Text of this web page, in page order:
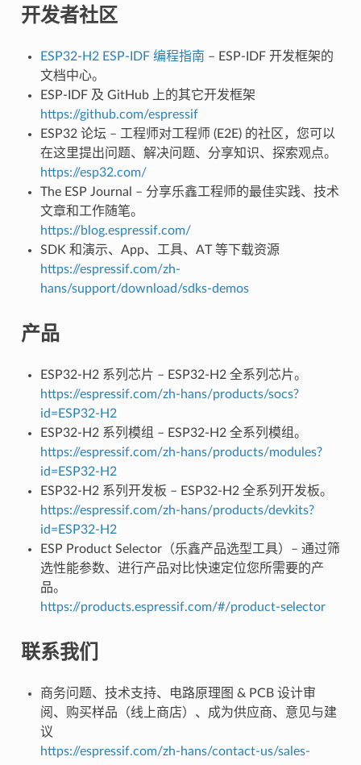
开发者社区
ESP32-H2 ESP-IDF 编程指南 – ESP-IDF 开发框架的
文档中心。
ESP-IDF 及 GitHub 上的其它开发框架
https://github.com/espressif
ESP32 论坛 – 工程师对工程师 (E2E) 的社区，您可以
在这里提出问题、解决问题、分享知识、探索观点。
https://esp32.com/
The ESP Journal – 分享乐鑫工程师的最佳实践、技术
文章和工作随笔。
https://blog.espressif.com/
SDK 和演示、App、工具、AT 等下载资源
https://espressif.com/zh-
hans/support/download/sdks-demos
产品
ESP32-H2 系列芯片 – ESP32-H2 全系列芯片。
https://espressif.com/zh-hans/products/socs?
id=ESP32-H2
ESP32-H2 系列模组 – ESP32-H2 全系列模组。
https://espressif.com/zh-hans/products/modules?
id=ESP32-H2
ESP32-H2 系列开发板 – ESP32-H2 全系列开发板。
https://espressif.com/zh-hans/products/devkits?
id=ESP32-H2
ESP Product Selector（乐鑫产品选型工具）– 通过筛
选性能参数、进行产品对比快速定位您所需要的产
品。
https://products.espressif.com/#/product-selector
联系我们
商务问题、技术支持、电路原理图 & PCB 设计审
阅、购买样品（线上商店）、成为供应商、意见与建
议
https://espressif.com/zh-hans/contact-us/sales-